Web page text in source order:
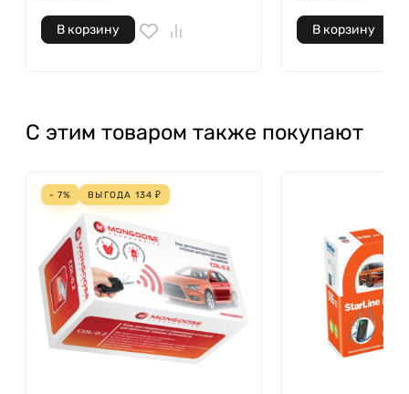
В корзину В корзину
С этим товаром также покупают
- 7% ВЫГОДА 134 ₽